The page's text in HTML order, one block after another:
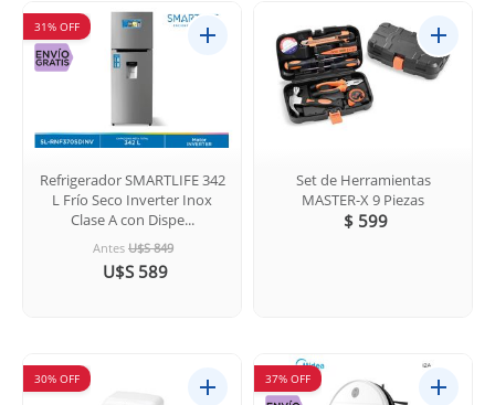
31% OFF
Refrigerador SMARTLIFE 342
L Frío Seco Inverter Inox
Clase A con Dispe...
Antes U$S 849
U$S 589
Set de Herramientas
MASTER-X 9 Piezas
$ 599
30% OFF 37% OFF